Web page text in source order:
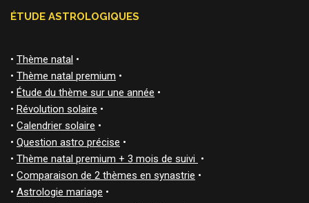
ÉTUDE ASTROLOGIQUES
• Thème natal •
• Thème natal premium •
• Étude du thème sur une année •
• Révolution solaire •
• Calendrier solaire •
• Question astro précise •
• Thème natal premium + 3 mois de suivi •
• Comparaison de 2 thèmes en synastrie •
• Astrologie mariage •